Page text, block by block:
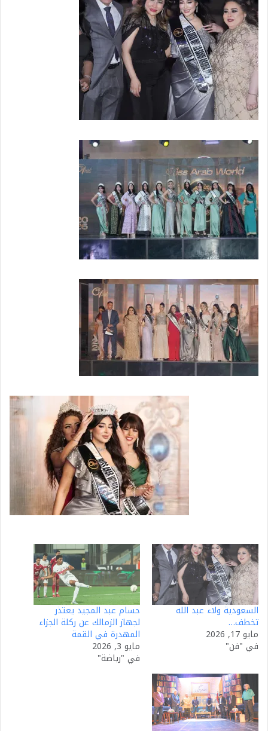
السعودية ولاء عبد الله
تخطف…
مايو 17, 2026
في "فن"
حسام عبد المجيد يعتذر
لجهاز الزمالك عن ركلة الجزاء
المهدرة في القمة
مايو 3, 2026
في "رياضة"